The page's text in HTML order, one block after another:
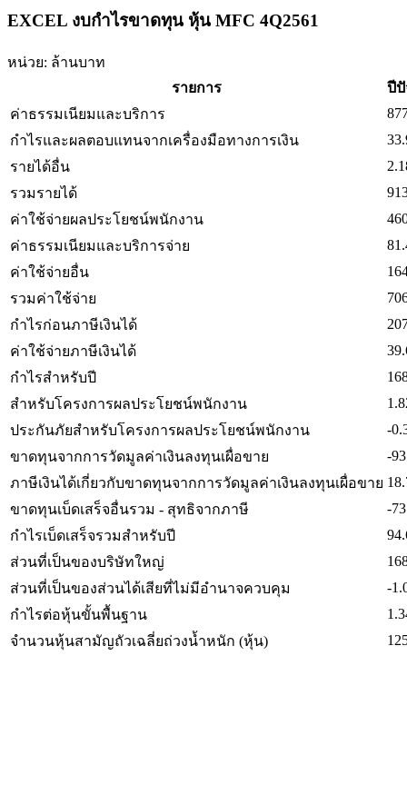
EXCEL งบกำไรขาดทุน หุ้น MFC 4Q2561
หน่วย: ล้านบาท
รายการ
ปี
ค่าธรรมเนียมและบริการ
กำไรและผลตอบแทนจากเครื่องมือทางการเงิน
รายได้อื่น
รวมรายได้
ค่าใช้จ่ายผลประโยชน์พนักงาน
ค่าธรรมเนียมและบริการจ่าย
ค่าใช้จ่ายอื่น
รวมค่าใช้จ่าย
กำไรก่อนภาษีเงินได้
ค่าใช้จ่ายภาษีเงินได้
กำไรสำหรับปี
สำหรับโครงการผลประโยชน์พนักงาน
ประกันภัยสำหรับโครงการผลประโยชน์พนักงาน
-
ขาดทุนจากการวัดมูลค่าเงินลงทุนเผื่อขาย
-
ภาษีเงินได้เกี่ยวกับขาดทุนจากการวัดมูลค่าเงินลงทุนเผื่อขาย
ขาดทุนเบ็ดเสร็จอื่นรวม - สุทธิจากภาษี
-
กำไรเบ็ดเสร็จรวมสำหรับปี
ส่วนที่เป็นของบริษัทใหญ่
ส่วนที่เป็นของส่วนได้เสียที่ไม่มีอำนาจควบคุม
-
กำไรต่อหุ้นขั้นพื้นฐาน
จำนวนหุ้นสามัญถัวเฉลี่ยถ่วงน้ำหนัก (หุ้น)